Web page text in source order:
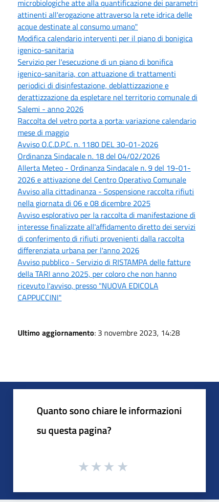
microbiologiche atte alla quantificazione dei parametri
attinenti all'erogazione attraverso la rete idrica delle
acque destinate al consumo umano"
Modifica calendario interventi per il piano di bonigica
igenico-sanitaria
Servizio per l'esecuzione di un piano di bonifica
igenico-sanitaria, con attuazione di trattamenti
periodici di disinfestazione, deblattizzazione e
derattizzazione da espletare nel territorio comunale di
Salemi - anno 2026
Raccolta del vetro porta a porta: variazione calendario
mese di maggio
Avviso O.C.D.P.C. n. 1180 DEL 30-01-2026
Ordinanza Sindacale n. 18 del 04/02/2026
Allerta Meteo - Ordinanza Sindacale n. 9 del 19-01-
2026 e attivazione del Centro Operativo Comunale
Avviso alla cittadinanza - Sospensione raccolta rifiuti
nella giornata di 06 e 08 dicembre 2025
Avviso esplorativo per la raccolta di manifestazione di
interesse finalizzate all'affidamento diretto dei servizi
di conferimento di rifiuti provenienti dalla raccolta
differenziata urbana per l'anno 2026
Avviso pubblico - Servizio di RISTAMPA delle fatture
della TARI anno 2025, per coloro che non hanno
ricevuto l'avviso, presso "NUOVA EDICOLA
CAPPUCCINI"
Ultimo aggiornamento: 3 novembre 2023, 14:28
Quanto sono chiare le informazioni
su questa pagina?